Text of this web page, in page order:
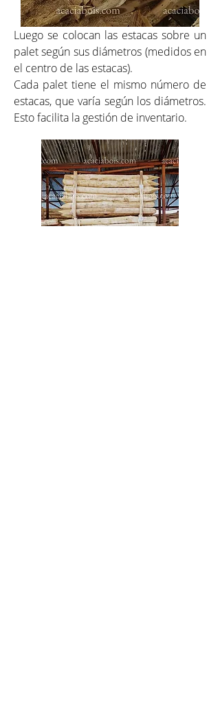
Luego se colocan las estacas sobre un
palet según sus diámetros (medidos en
el centro de las estacas).
Cada palet tiene el mismo número de
estacas, que varía según los diámetros.
Esto facilita la gestión de inventario.